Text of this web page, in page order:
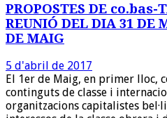
PROPOSTES DE co.bas-
REUNIÓ DEL DIA 31 DE
DE MAIG
5 d'abril de 2017
El 1er de Maig, en primer lloc,
continguts de classe i
organitzacions capitalistes